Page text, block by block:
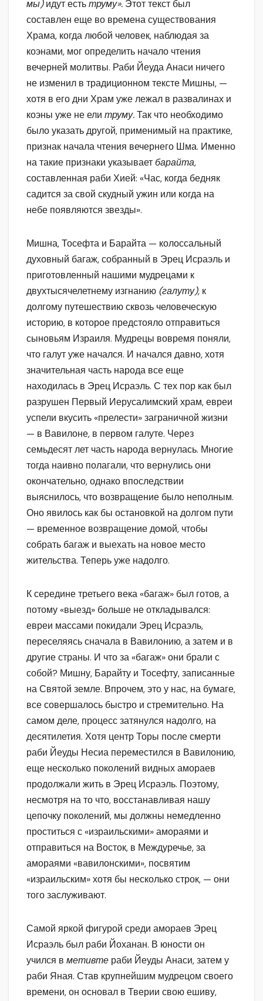
мы)идут естьтруму». Этот текст был
составлен еще во времена существования
Храма, когда любой человек, наблюдая за
коэнами, мог определить начало чтения
вечерней молитвы. Раби Йеуда Анаси ничего
не изменил в традиционном тексте Мишны, —
хотя в его дни Храм уже лежал в развалинах и
коэны уже не ели труму.Так что необходимо
было указать другой, применимый на практике,
признак начала чтения вечернего Шма. Именно
на такие признаки указываетбарайта,
составленная раби Хией: «Час, когда бедняк
садится за свой скудный ужин или когда на
небе появляются звезды».
Мишна, Тосефта и Барайта — колоссальный
духовный багаж, собранный в Эрец Исраэль и
приготовленный нашими мудрецами к
двухтысячелетнему изгнанию (галуту), к
долгому путешествию сквозь человеческую
историю, в которое предстояло отправиться
сыновьям Израиля. Мудрецы вовремя поняли,
что галут уже начался. И начался давно, хотя
значительная часть народа все еще
находилась в Эрец Исраэль. С тех пор как был
разрушен Первый Иерусалимский храм, евреи
успели вкусить «прелести» заграничной жизни
— в Вавилоне, в первом галуте. Через
семьдесят лет часть народа вернулась. Многие
тогда наивно полагали, что вернулись они
окончательно, однако впоследствии
выяснилось, что возвращение было неполным.
Оно явилось как бы остановкой на долгом пути
— временное возвращение домой, чтобы
собрать багаж и выехать на новое место
жительства. Теперь уже надолго.
К середине третьего века «багаж» был готов, а
потому «выезд» больше не откладывался:
евреи массами покидали Эрец Исраэль,
переселяясь сначала в Вавилонию, а затем и в
другие страны. И что за «багаж» они брали с
собой? Мишну, Барайту и Тосефту, записанные
на Святой земле. Впрочем, это у нас, на бумаге,
все совершалось быстро и стремительно. На
самом деле, процесс затянулся надолго, на
десятилетия. Хотя центр Торы после смерти
раби Йеуды Несиа переместился в Вавилонию,
еще несколько поколений видных амораев
продолжали жить в Эрец Исраэль. Поэтому,
несмотря на то что, восстанавливая нашу
цепочку поколений, мы должны немедленно
проститься с «израильскими» амораями и
отправиться на Восток, в Междуречье, за
амораями «вавилонскими», посвятим
«израильским» хотя бы несколько строк, — они
того заслуживают.
Самой яркой фигурой среди амораев Эрец
Исраэль был раби Йоханан. В юности он
учился в метивте раби Йеуды Анаси, затем у
раби Яная. Став крупнейшим мудрецом своего
времени, он основал в Тверии свою ешиву,